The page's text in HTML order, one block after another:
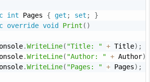
int Pages { get ; set ;
}
override void Print ( )
.WriteLine( "Title: " + Title) ;
.WriteLine( "Author: " + Author)
.WriteLine( "Pages: " + Pages) ;